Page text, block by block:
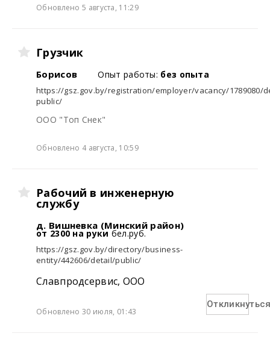
Обновлено 5 августа, 11:29
Грузчик
Борисов Опыт работы: без опыта
https://gsz.gov.by/registration/employer/vacancy/1789080/
public/
ООО "Топ Снек"
Обновлено 4 августа, 10:59
Рабочий в инженерную
службу
д. Вишневка (Минский район)
от 2300 на руки бел.руб.
https://gsz.gov.by/directory/business-
entity/442606/detail/public/
Славпродсервис, ООО
Обновлено 30 июля, 01:43